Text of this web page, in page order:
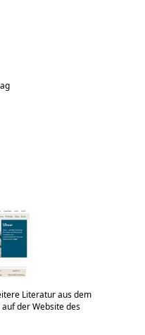
Literatur aus dem
der Website des